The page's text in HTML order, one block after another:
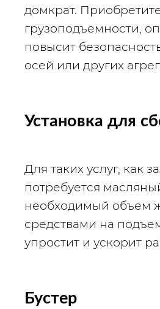
домкрат.
грузоподъемности,
повысит
осей или других
Установка для
Для таких услуг, как
потребуется
необходимый объем
средствами на
упростит и ускорит
Бустер